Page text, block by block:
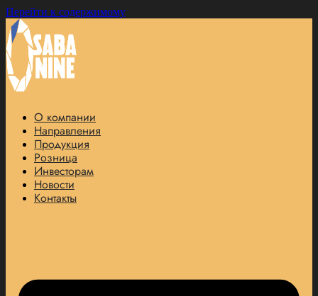
Перейти к содержимому
О компании
Направления
Продукция
Розница
Инвесторам
Новости
Контакты